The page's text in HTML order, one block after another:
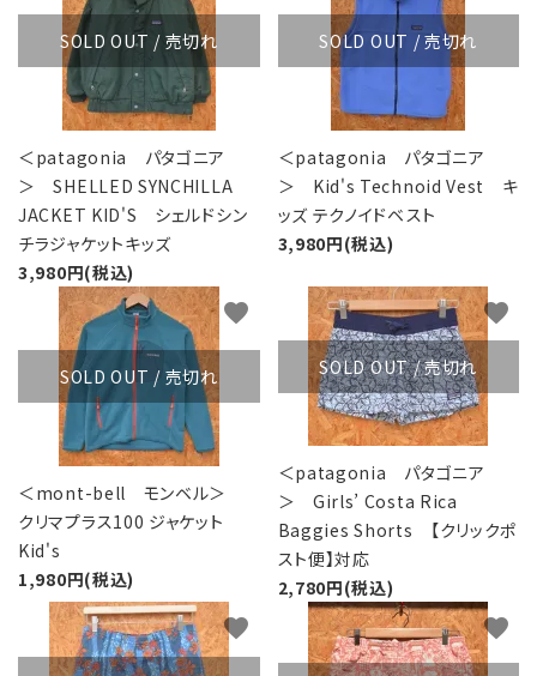
SOLD OUT / 売切れ
＜patagonia パタゴニア
＞ SHELLED SYNCHILLA
JACKET KID'S シェルドシン
チラジャケットキッズ
3,980円(税込)
SOLD OUT / 売切れ
＜patagonia パタゴニア
＞ Kid's Technoid Vest キ
ッズ テクノイドベスト
3,980円(税込)
SOLD OUT / 売切れ
＜mont-bell モンベル＞
クリマプラス100 ジャケット
Kid's
1,980円(税込)
favorite
SOLD OUT / 売切れ
＜patagonia パタゴニア
＞ Girls’ Costa Rica
Baggies Shorts 【クリックポ
スト便】対応
2,780円(税込)
favorite
favorite favorite